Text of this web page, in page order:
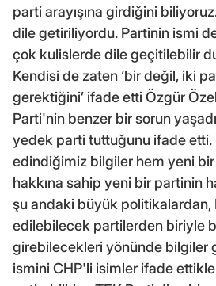
parti arayışına girdiğini
dile getiriliyordu. Partinin ismi
çok kulislerde dile geçitilebilir
Kendisi de zaten ‘bir değil, iki
gerektiğini’ ifade etti Özgür
Parti'nin benzer bir sorun
yedek parti tuttuğunu ifade etti.
edindiğimiz bilgiler hem yeni
hakkına sahip yeni bir partinin
şu andaki büyük politikalardan,
edilebilecek partilerden biriyle
girebilecekleri yönünde bilgiler
ismini CHP'li isimler ifade